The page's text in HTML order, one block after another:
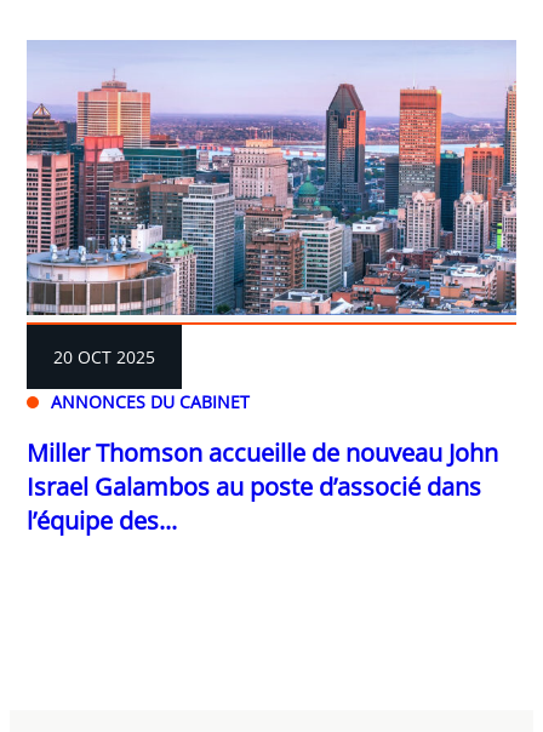
ANNONCES DU CABINET
20 OCT 2025
Miller Thomson accueille de nouveau John
Israel Galambos au poste d’associé dans
l’équipe des...